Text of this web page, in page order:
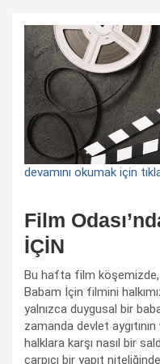
devamını okumak için
Film
İÇİN
Bu hafta film
Babam İçin filmini
yalnızca duygusal bir
zamanda devlet
halklara karşı nasıl bir
çarpıcı bir yapıt